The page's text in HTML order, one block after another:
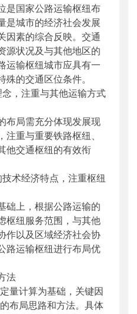
国家公路运输枢纽布
是城市的经济社会发展
因素的综合反映。交通
源状况及与其他地区的
运输枢纽城市应具有一
的交通区位条件。
，注重与其他运输方式
局需充分体现发展现
重与重要铁路枢纽、
他交通枢纽的有效衔
术经济特点，注重枢纽
上，根据公路运输的
枢纽服务范围，与其他
作以及区域经济社会协
路运输枢纽进行布局优
法
计算为基础，关键因
布局思路和方法。具体